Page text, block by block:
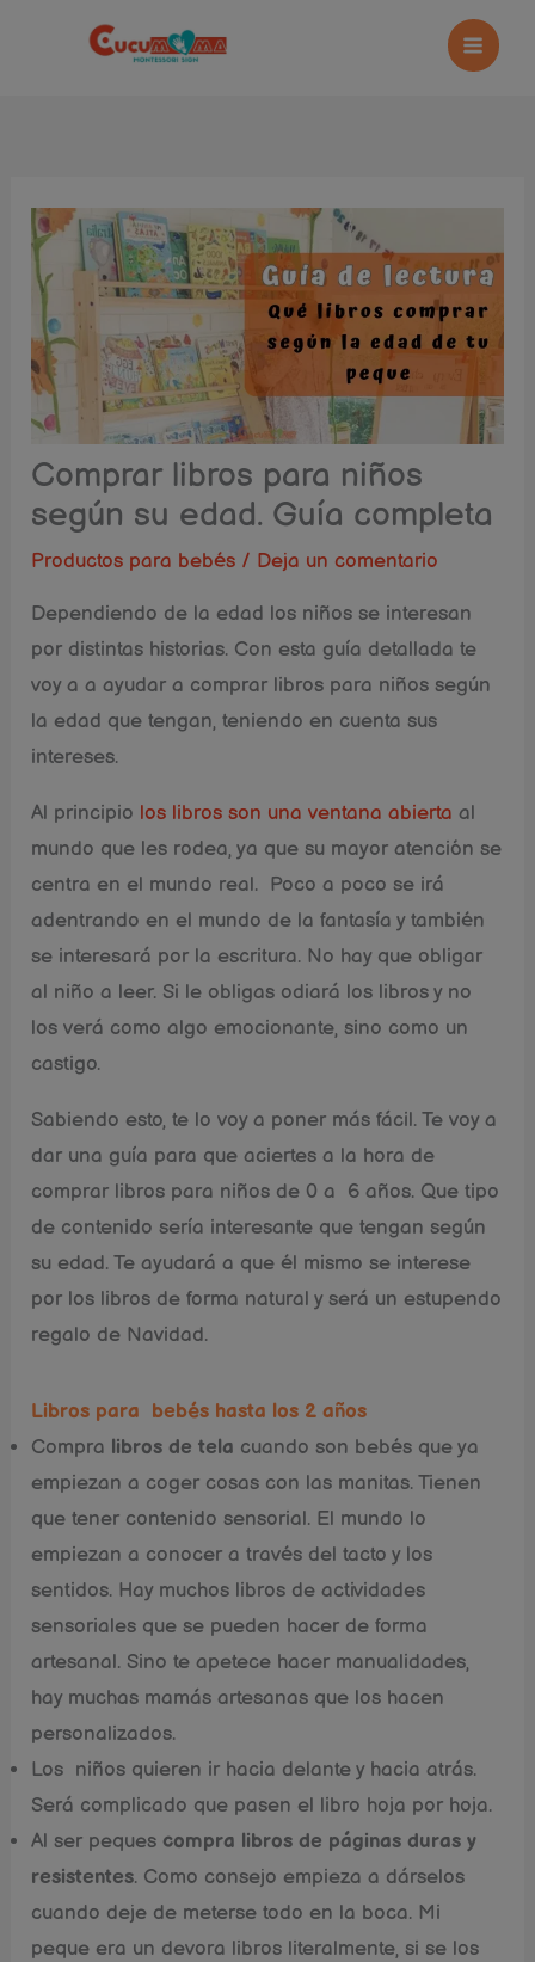
Comprar libros para niños
según su edad. Guía completa
Productos para bebés / Deja un comentario
Dependiendo de la edad los niños se interesan
por distintas historias. Con esta guía detallada te
voy a a ayudar a comprar libros para niños según
la edad que tengan, teniendo en cuenta sus
intereses.
Al principio los libros son una ventana abierta al
mundo que les rodea, ya que su mayor atención se
centra en el mundo real. Poco a poco se irá
adentrando en el mundo de la fantasía y también
se interesará por la escritura. No hay que obligar
al niño a leer. Si le obligas odiará los libros y no
los verá como algo emocionante, sino como un
castigo.
Sabiendo esto, te lo voy a poner más fácil. Te voy a
dar una guía para que aciertes a la hora de
comprar libros para niños de 0 a 6 años. Que tipo
de contenido sería interesante que tengan según
su edad. Te ayudará a que él mismo se interese
por los libros de forma natural y será un estupendo
regalo de Navidad.
Libros para bebés hasta los 2 años
Compra libros de tela cuando son bebés que ya
empiezan a coger cosas con las manitas. Tienen
que tener contenido sensorial. El mundo lo
empiezan a conocer a través del tacto y los
sentidos. Hay muchos libros de actividades
sensoriales que se pueden hacer de forma
artesanal. Sino te apetece hacer manualidades,
hay muchas mamás artesanas que los hacen
personalizados.
Los niños quieren ir hacia delante y hacia atrás.
Será complicado que pasen el libro hoja por hoja.
Al ser peques compra libros de páginas duras y
resistentes. Como consejo empieza a dárselos
cuando deje de meterse todo en la boca. Mi
peque era un devora libros literalmente, si se los